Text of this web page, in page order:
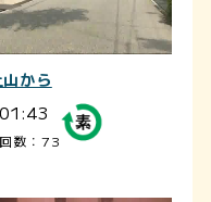
から
数：73